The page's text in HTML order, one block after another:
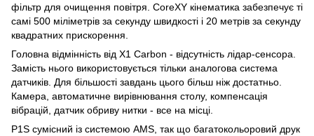
фільтр для очищення повітря. CoreXY кінематика забезпечує ті
самі 500 міліметрів за секунду швидкості і 20 метрів за секунду
квадратних прискорення.
Головна відмінність від X1 Carbon - відсутність лідар-сенсора.
Замість нього використовується тільки аналогова система
датчиків. Для більшості завдань цього більш ніж достатньо.
Камера, автоматичне вирівнювання столу, компенсація
вібрацій, датчик обриву нитки - все на місці.
P1S сумісний із системою AMS, так що багатокольоровий друк